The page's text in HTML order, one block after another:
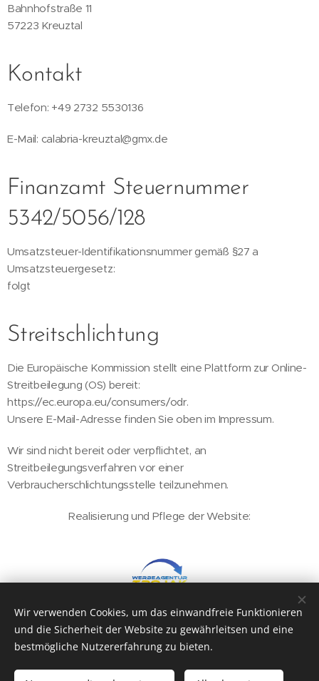
Bahnhofstraße 11
57223 Kreuztal
Kontakt
Telefon: +49 2732 5530136
E-Mail: calabria-kreuztal@gmx.de
Finanzamt Steuernummer
5342/5056/128
Umsatzsteuer-Identifikationsnummer gemäß §27 a
Umsatzsteuergesetz:
folgt
Streitschlichtung
Die Europäische Kommission stellt eine Plattform zur Online-
Streitbeilegung (OS) bereit:
https://ec.europa.eu/consumers/odr.
Unsere E-Mail-Adresse finden Sie oben im Impressum.
Wir sind nicht bereit oder verpflichtet, an
Streitbeilegungsverfahren vor einer
Verbraucherschlichtungsstelle teilzunehmen.
Realisierung und Pflege der Website:
Tel. 02732 - 55 30 136
Wir verwenden Cookies, um das einwandfreie Funktionieren
und die Sicherheit der Website zu gewährleitsen und eine
bestmögliche Nutzererfahrung zu bieten.